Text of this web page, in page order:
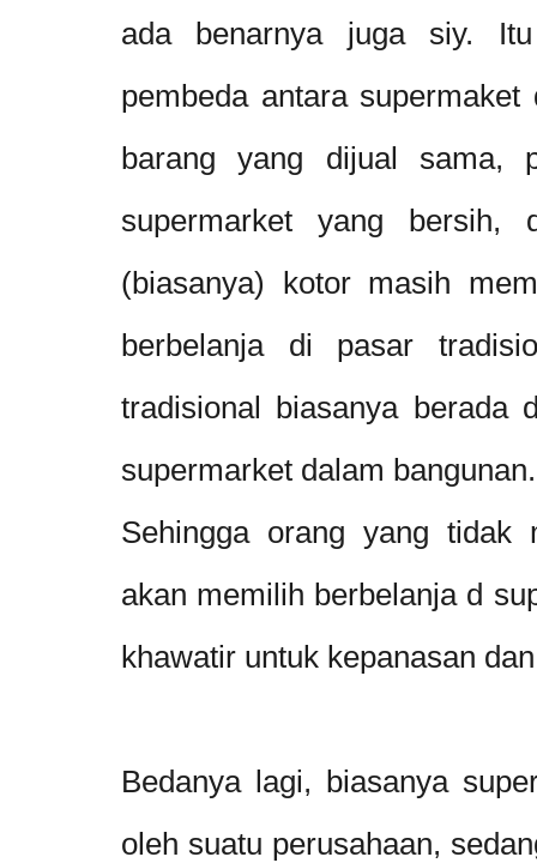
ada benarnya juga siy.
pembeda antara
barang yang dijual sama,
supermarket yang bersih,
(biasanya) kotor masih
berbelanja di pasar
tradisional biasanya berada
supermarket dalam
Sehingga orang yang tidak
akan memilih berbelanja d
khawatir untuk kepanasan
Bedanya lagi, biasanya
oleh suatu perusahaan,